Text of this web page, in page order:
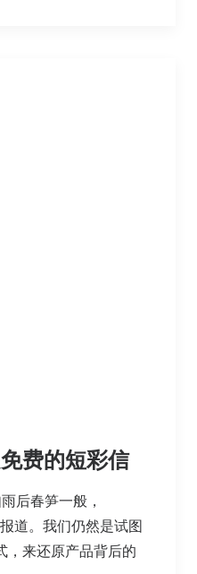
费的短彩信
后春笋一般，
道。我们仍然是试图
，来还原产品背后的